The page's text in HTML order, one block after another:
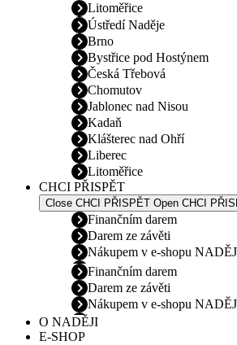
Litoměřice
Ústředí Naděje
Brno
Bystřice pod Hostýnem
Česká Třebová
Chomutov
Jablonec nad Nisou
Kadaň
Klášterec nad Ohří
Liberec
Litoměřice
CHCI PŘISPĚT
Close CHCI PŘISPĚT Open CHCI
Finančním darem
Darem ze závěti
Nákupem v e-shopu
Finančním darem
Darem ze závěti
Nákupem v e-shopu
O NADĚJI
E-SHOP